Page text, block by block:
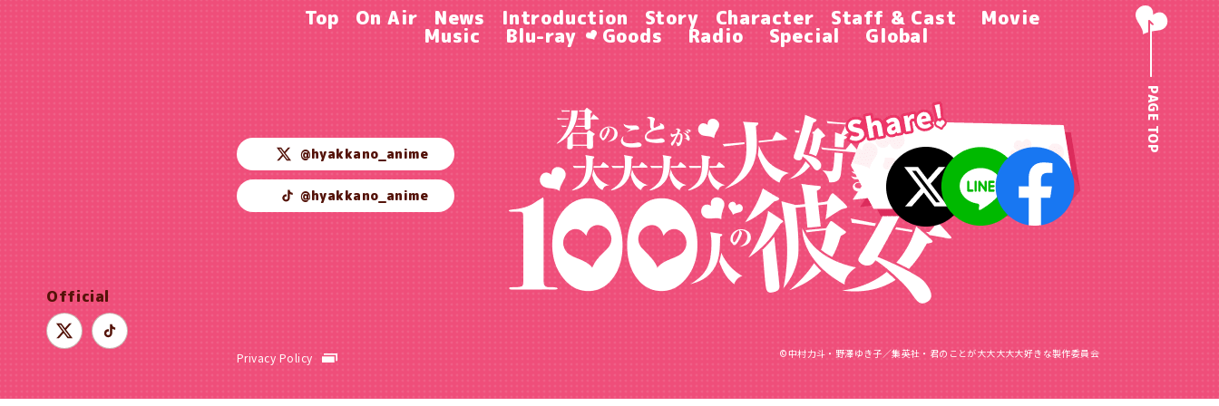
Official
Top On Air News Introduction Story Character Staff & Cast Movie
Music Blu-ray Goods Radio Special Global
@hyakkano_anime
@hyakkano_anime
Privacy Policy ©中村力斗・野澤ゆき子／集英社・君のことが大大大大大好きな製作委員会
PAGE TOP